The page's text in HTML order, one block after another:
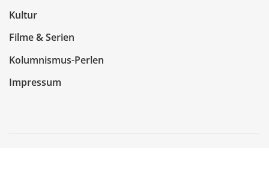
Kultur
Filme & Serien
Kolumnismus-Perlen
Impressum